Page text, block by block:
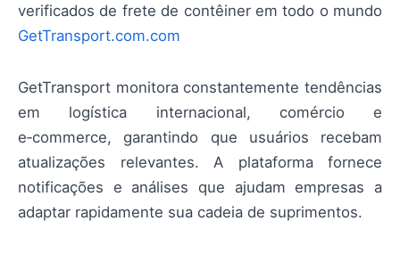
verificados de frete de contêiner em todo o mundo
GetTransport.com.com
GetTransport monitora constantemente tendências
em logística internacional, comércio e
e‑commerce, garantindo que usuários recebam
atualizações relevantes. A plataforma fornece
notificações e análises que ajudam empresas a
adaptar rapidamente sua cadeia de suprimentos.